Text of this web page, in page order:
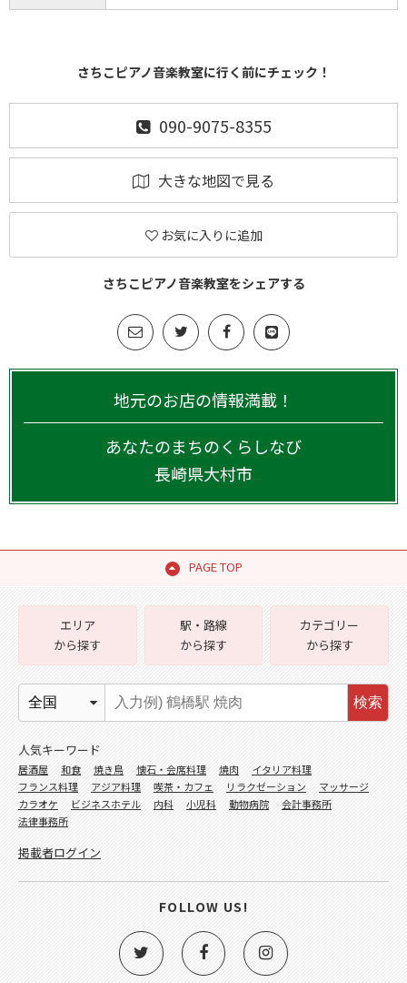
さちこピアノ音楽教室に行く前にチェック！
090-9075-8355
大きな地図で見る
お気に入りに追加
さちこピアノ音楽教室をシェアする
地元のお店の情報満載！
あなたのまちのくらしなび
長崎県大村市
PAGE TOP
エリア
から探す
駅・路線
から探す
カテゴリー
から探す
検索
人気キーワード
居酒屋 和食 焼き鳥 懐石・会席料理 焼肉
イタリア料理
フランス料理
アジア料理 喫茶・カフェ リラクゼーション
マッサージ
カラオケ
ビジネスホテル 内科 小児科 動物病院
会計事務所
法律事務所
掲載者ログイン
FOLLOW US!